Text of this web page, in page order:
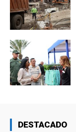
DESTACADO